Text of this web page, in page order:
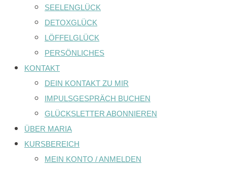
SEELENGLÜCK
DETOXGLÜCK
LÖFFELGLÜCK
PERSÖNLICHES
KONTAKT
DEIN KONTAKT ZU MIR
IMPULSGESPRÄCH BUCHEN
GLÜCKSLETTER ABONNIEREN
ÜBER MARIA
KURSBEREICH
MEIN KONTO / ANMELDEN